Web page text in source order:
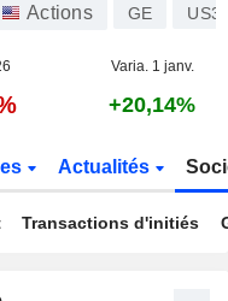
Actions GE
Varia. 1 janv.
+20,14%
Actualités
Transactions d'initiés